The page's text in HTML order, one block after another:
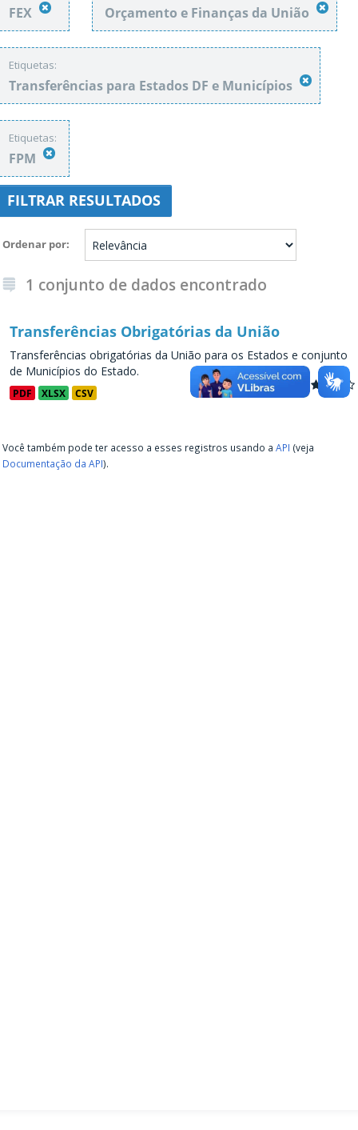
FEX Orçamento e Finanças da União
Etiquetas:
Transferências para Estados DF e Municípios
Etiquetas:
FPM
FILTRAR RESULTADOS
Ordenar por
1 conjunto de dados encontrado
Transferências Obrigatórias da União
Transferências obrigatórias da União para os Estados e conjunto
de Municípios do Estado.
PDF XLSX CSV
Você também pode ter acesso a esses registros usando a API (veja
Documentação da API).